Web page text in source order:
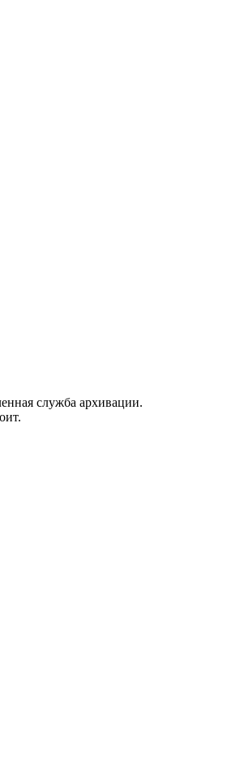
служба архивации.